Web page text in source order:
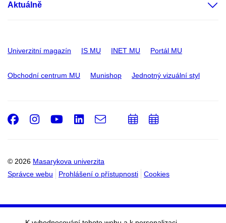
Aktuálně
Univerzitní magazín IS MU INET MU Portál MU
Obchodní centrum MU Munishop Jednotný vizuální styl
© 2026 Masarykova univerzita
Správce webu
Prohlášení o přístupnosti Cookies
Facebook
Instagram
Youtube
LinkedIn
e-
PřidatPřidat